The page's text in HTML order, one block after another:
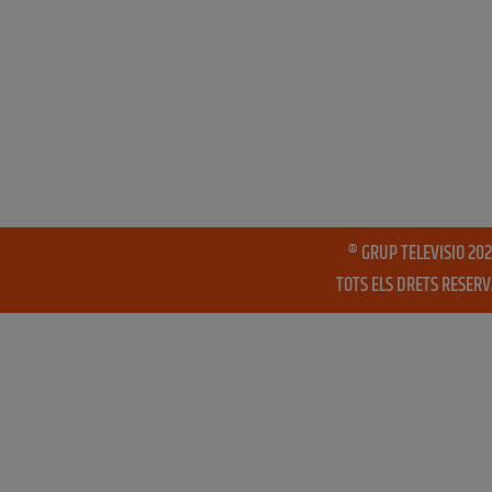
® GRUP TELEVISIO
TOTS ELS DRETS